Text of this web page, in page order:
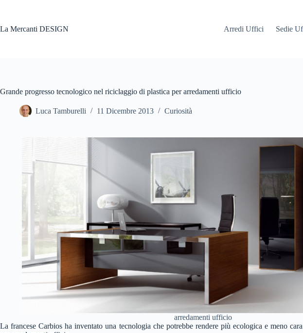
La Mercanti DESIGN
Arredi Uffici Sedie
Grande progresso tecnologico nel riciclaggio di plastica per arredamenti ufficio
Luca Tamburelli 11 Dicembre 2013 Curiosità
arredamenti ufficio
La francese Carbios ha inventato una tecnologia che potrebbe rendere più ecologica e meno